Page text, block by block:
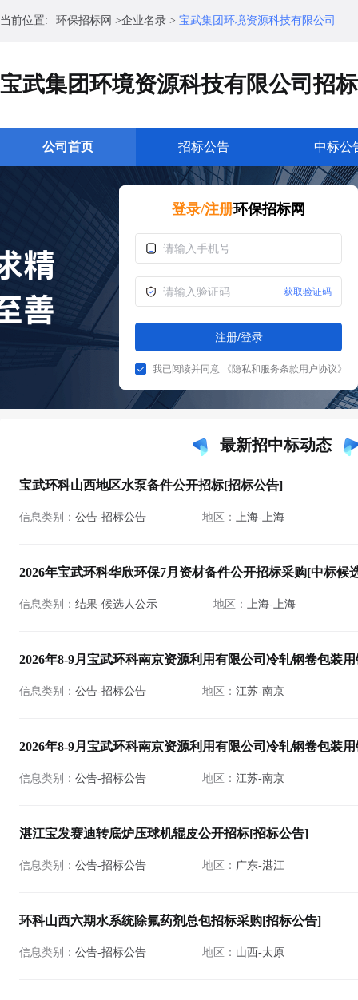
当前位置: 环保招标网 >企业名录 > 宝武集团环境资源科技有限公司
宝武集团环境资源科技有限公司招
公司首页 招标公告 中标公
登录/注册环保招标网
获取验证码
注册/登录
我已阅读并同意 《隐私和服务条款用户协议》
最新招中标动态
宝武环科山西地区水泵备件公开招标[招标公告]
信息类别： 公告-招标公告 地区： 上海-上海
2026年宝武环科华欣环保7月资材备件公开招标采购[中标候
信息类别： 结果-候选人公示 地区： 上海-上海
2026年8-9月宝武环科南京资源利用有限公司冷轧钢卷包装
信息类别： 公告-招标公告 地区： 江苏-南京
2026年8-9月宝武环科南京资源利用有限公司冷轧钢卷包装
信息类别： 公告-招标公告 地区： 江苏-南京
湛江宝发赛迪转底炉压球机辊皮公开招标[招标公告]
信息类别： 公告-招标公告 地区： 广东-湛江
环科山西六期水系统除氟药剂总包招标采购[招标公告]
信息类别： 公告-招标公告 地区： 山西-太原